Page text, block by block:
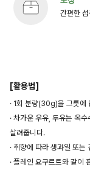
간편한
[활용법]
· 1회 분량(30g)을 그릇
· 차가운 우유, 두유는 옥
살려줍니다.
· 취향에 따라 생과일 또
· 플레인 요구르트와 같이